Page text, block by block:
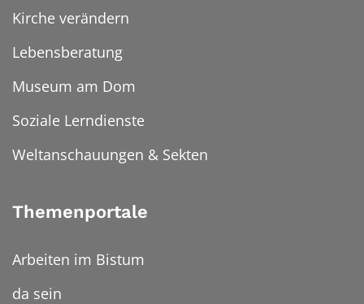
Kirche verändern
Lebensberatung
Museum am Dom
Soziale Lerndienste
Weltanschauungen & Sekten
Themenportale
Arbeiten im Bistum
da sein